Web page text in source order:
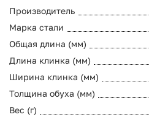
Производитель
Марка стали
Общая длина (мм)
Длина клинка (мм)
Ширина клинка (мм)
Толщина обуха (мм)
Вес (г)